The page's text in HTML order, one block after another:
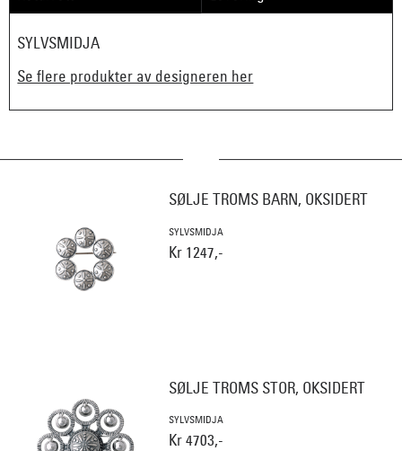
SYLVSMIDJA
Se flere produkter av designeren her
SØLJE TROMS BARN, OKSIDERT
SYLVSMIDJA
Kr 1247,-
SØLJE TROMS STOR, OKSIDERT
SYLVSMIDJA
Kr 4703,-